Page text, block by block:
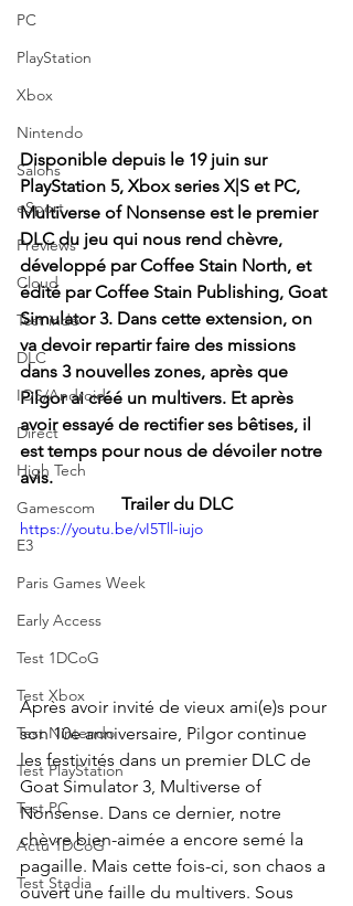
PC
PlayStation
Xbox
Nintendo
Salons
eSport
Previews
Cloud
Test indé
DLC
IOS/Android
Direct
High Tech
Gamescom
E3
Paris Games Week
Early Access
Test 1DCoG
Test Xbox
Test Nintendo
Test PlayStation
Test PC
Actu 1DCoG
Test Stadia
Disponible depuis le 19 juin sur
PlayStation 5, Xbox series X|S et PC,
Multiverse of Nonsense est le premier
DLC du jeu qui nous rend chèvre,
développé par Coffee Stain North, et
édité par Coffee Stain Publishing, Goat
Simulator 3. Dans cette extension, on
va devoir repartir faire des missions
dans 3 nouvelles zones, après que
Pilgor ai créé un multivers. Et après
avoir essayé de rectifier ses bêtises, il
est temps pour nous de dévoiler notre
avis.
Trailer du DLC
https://youtu.be/vI5Tll-iujo
Après avoir invité de vieux ami(e)s pour
son 10e anniversaire, Pilgor continue
les festivités dans un premier DLC de
Goat Simulator 3, Multiverse of
Nonsense. Dans ce dernier, notre
chèvre bien-aimée a encore semé la
pagaille. Mais cette fois-ci, son chaos a
ouvert une faille du multivers. Sous